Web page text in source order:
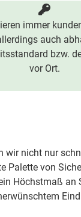
immer
auch
bzw.
vor Ort.
wir nicht nur
Palette von
Höchstmaß an